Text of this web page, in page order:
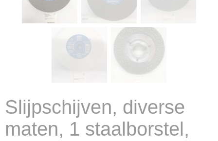
Slijpschijven, diverse
maten, 1 staalborstel,